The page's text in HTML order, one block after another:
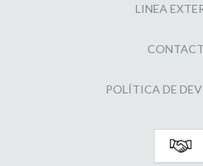
LINEA
POLÍTICA DE